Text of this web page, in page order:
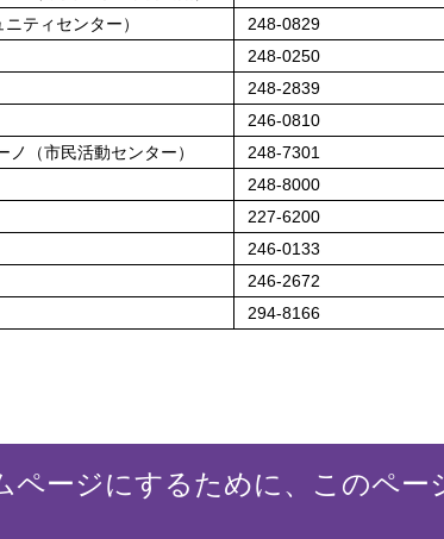
ティセンター）
248-0829
248-0250
248-2839
246-0810
（市民活動センター）
248-7301
248-8000
227-6200
246-0133
246-2672
294-8166
ページにするために、このペー